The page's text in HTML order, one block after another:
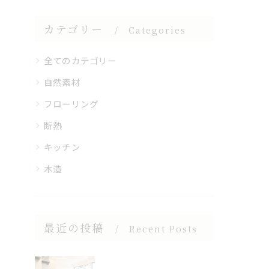
カテゴリー Categories
全てのカテゴリー
自然素材
フローリング
断熱
キッチン
木造
最近の投稿 Recent Posts